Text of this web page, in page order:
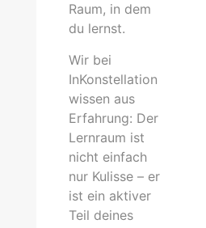
Raum, in dem
du lernst.
Wir bei
InKonstellation
wissen aus
Erfahrung: Der
Lernraum ist
nicht einfach
nur Kulisse – er
ist ein aktiver
Teil deines